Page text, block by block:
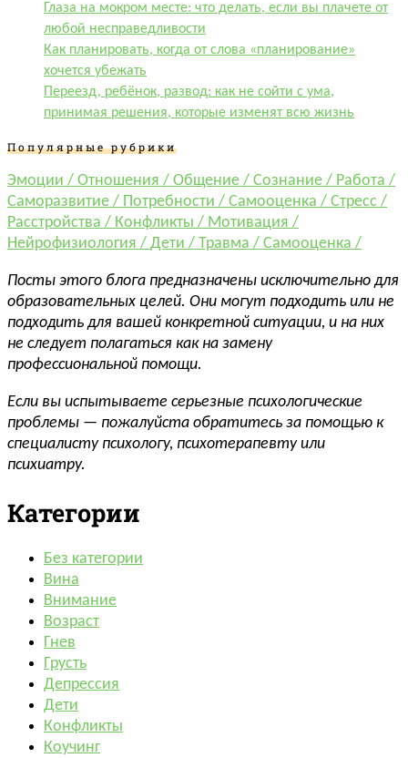
Глаза на мокром месте: что делать, если вы плачете от
любой несправедливости
Как планировать, когда от слова «планирование»
хочется убежать
Переезд, ребёнок, развод: как не сойти с ума,
принимая решения, которые изменят всю жизнь
Популярные рубрики
Эмоции / Отношения / Общение / Сознание / Работа /
Саморазвитие / Потребности / Самооценка / Стресс /
Расстройства / Конфликты / Мотивация /
Нейрофизиология / Дети / Травма / Самооценка /
Посты этого блога предназначены исключительно для
образовательных целей. Они могут подходить или не
подходить для вашей конкретной ситуации, и на них
не следует полагаться как на замену
профессиональной помощи.
Если вы испытываете серьезные психологические
проблемы — пожалуйста обратитесь за помощью к
специалисту психологу, психотерапевту или
психиатру.
Категории
Без категории
Вина
Внимание
Возраст
Гнев
Грусть
Депрессия
Дети
Конфликты
Коучинг